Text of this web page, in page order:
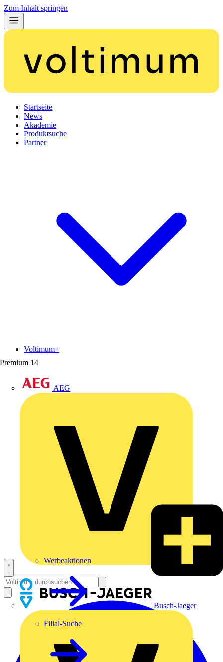
Zum Inhalt springen
Startseite
News
Akademie
Produktsuche
Partner
Premium 14
AEG
Busch-Jaeger
Voltimum+
Werbeaktionen
Filial-Suche